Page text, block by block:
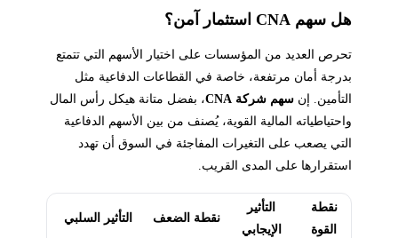
هل سهم CNA استثمار آمن؟
تحرص العديد من المؤسسات على اختيار الأسهم التي تتمتع
بدرجة أمان مرتفعة، خاصة في القطاعات الدفاعية مثل
التأمين. إن سهم شركة CNA
، بفضل متانة هيكل رأس المال
واحتياطياته المالية القوية، يُصنف من بين الأسهم الدفاعية
التي يصعب على التغيرات المفاجئة في السوق أن تهدد
استقرارها على المدى القريب.
نقطة
القوة
التأثير
الإيجابي
نقطة الضعف التأثير السلبي